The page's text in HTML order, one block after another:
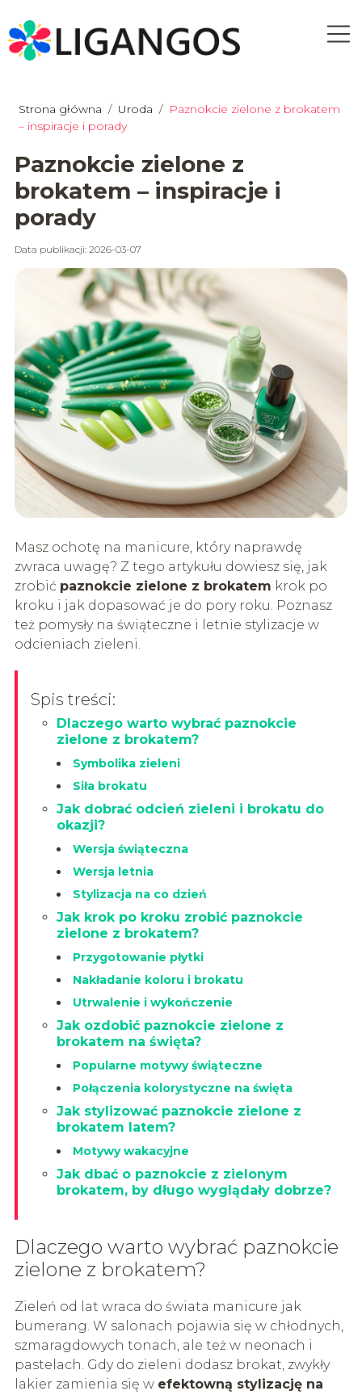
Strona główna / Uroda / Paznokcie zielone z brokatem
– inspiracje i porady
Paznokcie zielone z
brokatem – inspiracje i
porady
Data publikacji: 2026-03-07
Masz ochotę na manicure, który naprawdę
zwraca uwagę? Z tego artykułu dowiesz się, jak
zrobić paznokcie zielone z brokatem krok po
kroku i jak dopasować je do pory roku. Poznasz
też pomysły na świąteczne i letnie stylizacje w
odcieniach zieleni.
Spis treści:
Dlaczego warto wybrać paznokcie
zielone z brokatem?
Symbolika zieleni
Siła brokatu
Jak dobrać odcień zieleni i brokatu do
okazji?
Wersja świąteczna
Wersja letnia
Stylizacja na co dzień
Jak krok po kroku zrobić paznokcie
zielone z brokatem?
Przygotowanie płytki
Nakładanie koloru i brokatu
Utrwalenie i wykończenie
Jak ozdobić paznokcie zielone z
brokatem na święta?
Popularne motywy świąteczne
Połączenia kolorystyczne na święta
Jak stylizować paznokcie zielone z
brokatem latem?
Motywy wakacyjne
Jak dbać o paznokcie z zielonym
brokatem, by długo wyglądały dobrze?
Dlaczego warto wybrać paznokcie
zielone z brokatem?
Zieleń od lat wraca do świata manicure jak
bumerang. W salonach pojawia się w chłodnych,
szmaragdowych tonach, ale też w neonach i
pastelach. Gdy do zieleni dodasz brokat, zwykły
lakier zamienia się w efektowną stylizację na